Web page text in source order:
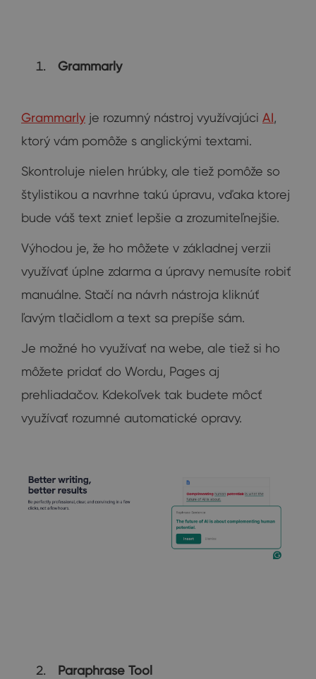
Grammarly
Grammarly je rozumný nástroj využívajúci AI,
ktorý vám pomôže s anglickými textami.
Skontroluje nielen hrúbky, ale tiež pomôže so
štylistikou a navrhne takú úpravu, vďaka ktorej
bude váš text znieť lepšie a zrozumiteľnejšie.
Výhodou je, že ho môžete v základnej verzii
využívať úplne zdarma a úpravy nemusíte robiť
manuálne. Stačí na návrh nástroja kliknúť
ľavým tlačidlom a text sa prepíše sám.
Je možné ho využívať na webe, ale tiež si ho
môžete pridať do Wordu, Pages aj
prehliadačov. Kdekoľvek tak budete môcť
využívať rozumné automatické opravy.
Paraphrase Tool